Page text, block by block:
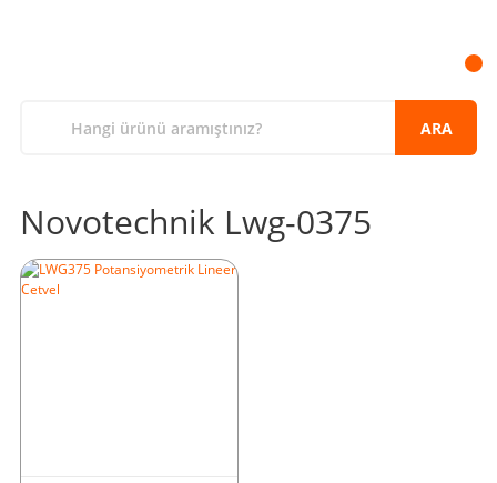
ARA
Novotechnik Lwg-0375